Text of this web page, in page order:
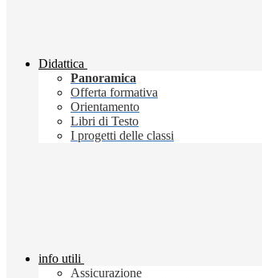
Didattica
Panoramica
Offerta formativa
Orientamento
Libri di Testo
I progetti delle classi
info utili
Assicurazione